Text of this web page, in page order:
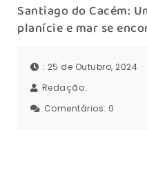
Santiago do Cacém:
planície e mar se
: 25 de Outubro, 2024
Redação::
Comentários: 0